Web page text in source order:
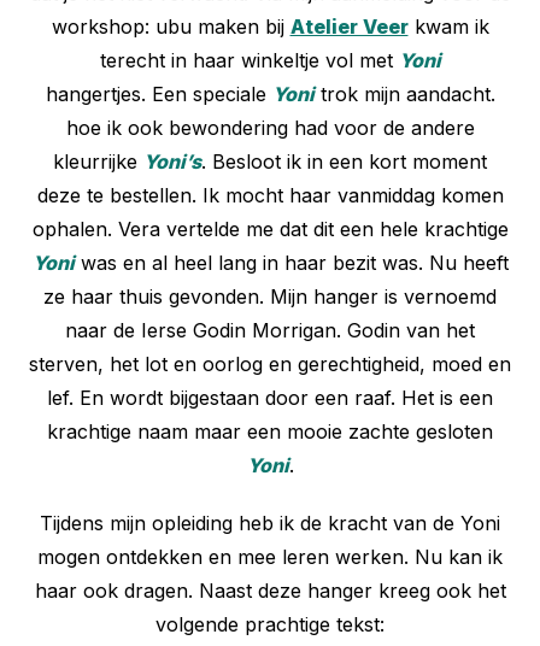
workshop: ubu maken bij Atelier Veerkwam ik
terecht in haar winkeltje vol met Yoni
hangertjes. Een speciale Yonitrok mijn aandacht.
hoe ik ook bewondering had voor de andere
kleurrijke Yoni’s. Besloot ik in een kort moment
deze te bestellen. Ik mocht haar vanmiddag komen
ophalen. Vera vertelde me dat dit een hele krachtige
Yoniwas en al heel lang in haar bezit was. Nu heeft
ze haar thuis gevonden. Mijn hanger is vernoemd
naar de Ierse Godin Morrigan. Godin van het
sterven, het lot en oorlog en gerechtigheid, moed en
lef. En wordt bijgestaan door een raaf. Het is een
krachtige naam maar een mooie zachte gesloten
Yoni.
Tijdens mijn opleiding heb ik de kracht van de Yoni
mogen ontdekken en mee leren werken. Nu kan ik
haar ook dragen. Naast deze hanger kreeg ook het
volgende prachtige tekst: